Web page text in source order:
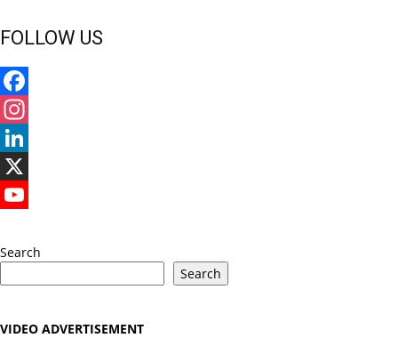
FOLLOW US
Facebook
Instagram
LinkedIn
X
Search
Search
VIDEO ADVERTISEMENT